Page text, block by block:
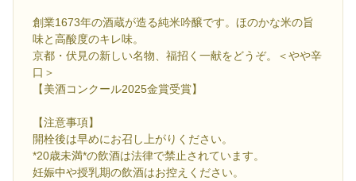
創業1673年の酒蔵が造る純米吟醸です。ほのかな米の旨
味と高酸度のキレ味。
京都・伏見の新しい名物、福招く一献をどうぞ。＜やや辛
口＞
【美酒コンクール2025金賞受賞】
【注意事項】
開栓後は早めにお召し上がりください。
*20歳未満*の飲酒は法律で禁止されています。
妊娠中や授乳期の飲酒はお控えください。